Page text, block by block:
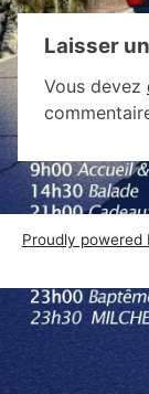
l’article
Laisser
Vous devez
Proudly powered